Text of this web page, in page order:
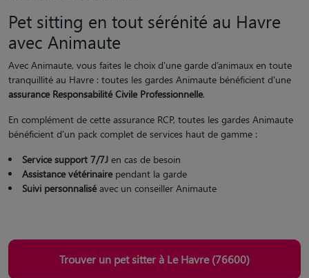
Pet sitting en tout sérénité au Havre
avec Animaute
Avec Animaute, vous faites le choix d'une garde d’animaux en toute
tranquillité au Havre : toutes les gardes Animaute bénéficient d'une
assurance Responsabilité Civile Professionnelle.
En complément de cette assurance RCP, toutes les gardes Animaute
bénéficient d'un pack complet de services haut de gamme :
Service support 7/7J en cas de besoin
Assistance vétérinairependant la garde
Suivi personnaliséavec un conseiller Animaute
Trouver un pet sitter à Le Havre (76600)